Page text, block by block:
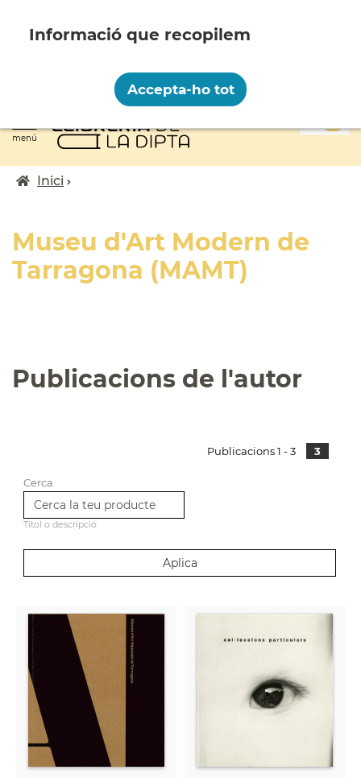
contingut
menú
Fil
Inici
Museu d'Art Modern de
Tarragona (MAMT)
Publicacions de l'autor
Publicacions 1 - 3 3
Cerca
Títol o descripció
personal amb les següents finalitats:
Funcionalitat, Analítica.
Més informació
Canviar preferències
Accepta-ho tot